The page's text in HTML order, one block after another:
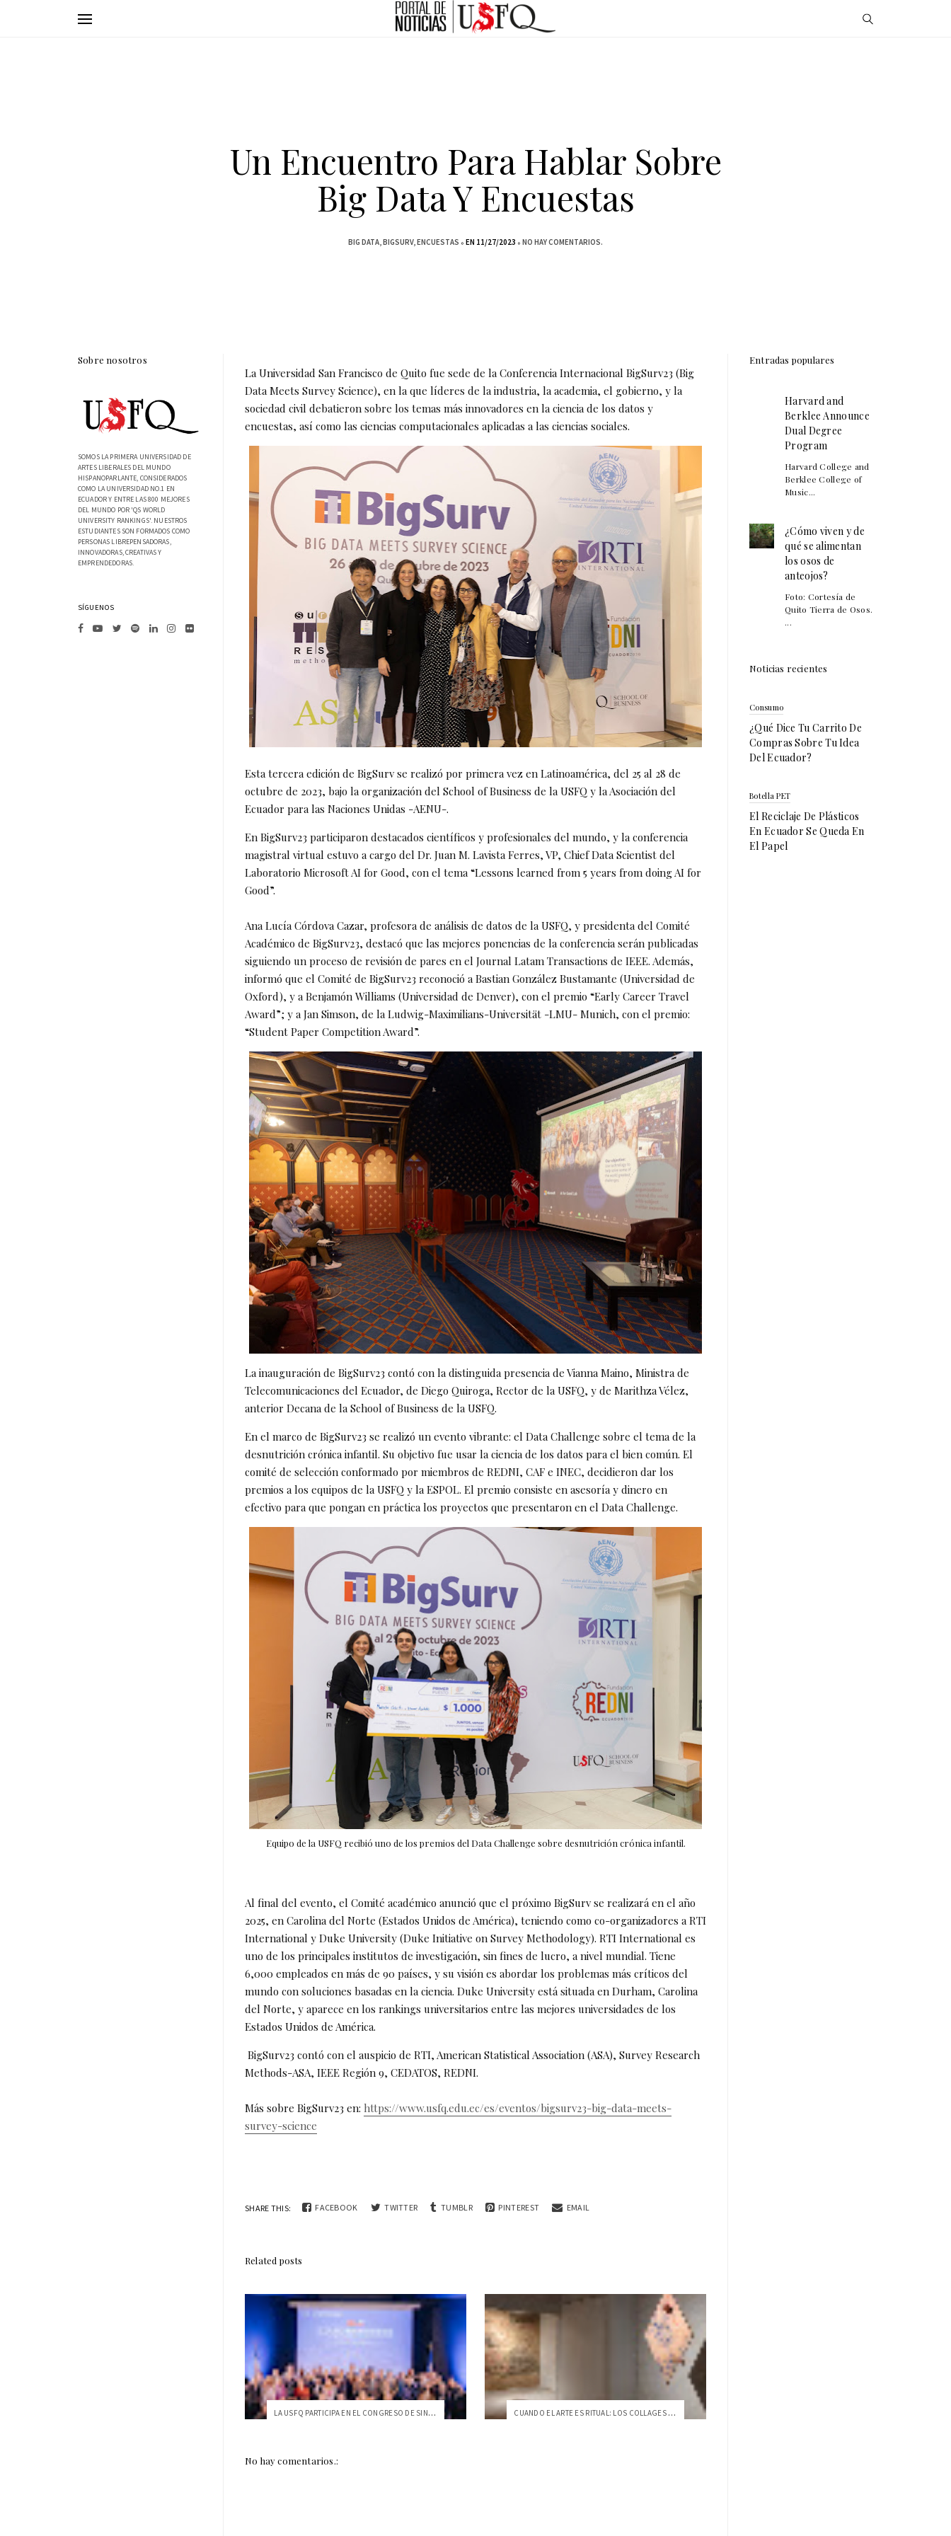
Un Encuentro Para Hablar Sobre
Big Data Y Encuestas
BIG DATA BIGSURV ENCUESTAS EN 11/27/2023 NO HAY COMENTARIOS.
La Universidad San Francisco de Quito fue sede de la Conferencia Internacional BigSurv23 (Big
Data Meets Survey Science), en la que líderes de la industria, la academia, el gobierno, y la
sociedad civil debatieron sobre los temas más innovadores en la ciencia de los datos y
encuestas, así como las ciencias computacionales aplicadas a las ciencias sociales.
Esta tercera edición de BigSurv se realizó por primera vez en Latinoamérica, del 25 al 28 de
octubre de 2023, bajo la organización del School of Business de la USFQ y la Asociación del
Ecuador para las Naciones Unidas -AENU-.
En BigSurv23 participaron destacados científicos y profesionales del mundo, y la conferencia
magistral virtual estuvo a cargo del Dr. Juan M. Lavista Ferres, VP, Chief Data Scientist del
Laboratorio Microsoft AI for Good, con el tema “Lessons learned from 5 years from doing AI for
Good”.
Ana Lucía Córdova Cazar, profesora de análisis de datos de la USFQ, y presidenta del Comité
Académico de BigSurv23, destacó que las mejores ponencias de la conferencia serán publicadas
siguiendo un proceso de revisión de pares en el Journal Latam Transactions de IEEE. Además,
informó que el Comité de BigSurv23 reconoció a Bastian González Bustamante (Universidad de
Oxford), y a Benjamón Williams (Universidad de Denver), con el premio “Early Career Travel
Award”; y a Jan Simson, de la Ludwig-Maximilians-Universität -LMU- Munich, con el premio:
“Student Paper Competition Award”.
La inauguración de BigSurv23 contó con la distinguida presencia de Vianna Maino, Ministra de
Telecomunicaciones del Ecuador, de Diego Quiroga, Rector de la USFQ, y de Marithza Vélez,
anterior Decana de la School of Business de la USFQ.
En el marco de BigSurv23 se realizó un evento vibrante: el Data Challenge sobre el tema de la
desnutrición crónica infantil. Su objetivo fue usar la ciencia de los datos para el bien común. El
comité de selección conformado por miembros de REDNI, CAF e INEC, decidieron dar los
premios a los equipos de la USFQ y la ESPOL. El premio consiste en asesoría y dinero en
efectivo para que pongan en práctica los proyectos que presentaron en el Data Challenge.
Equipo de la USFQ recibió uno de los premios del Data Challenge sobre desnutrición crónica infantil.
Al final del evento, el Comité académico anunció que el próximo BigSurv se realizará en el año
2025, en Carolina del Norte (Estados Unidos de América), teniendo como co-organizadores a RTI
International y Duke University (Duke Initiative on Survey Methodology). RTI International es
uno de los principales institutos de investigación, sin fines de lucro, a nivel mundial. Tiene
6,000 empleados en más de 90 países, y su visión es abordar los problemas más críticos del
mundo con soluciones basadas en la ciencia. Duke University está situada en Durham, Carolina
del Norte, y aparece en los rankings universitarios entre las mejores universidades de los
Estados Unidos de América.
BigSurv23 contó con el auspicio de RTI, American Statistical Association (ASA), Survey Research
Methods-ASA, IEEE Región 9, CEDATOS, REDNI.
Más sobre BigSurv23 en: https://www.usfq.edu.ec/es/eventos/bigsurv23-big-data-meets-
survey-science
SHARE THIS: FACEBOOK TWITTER TUMBLR PINTEREST EMAIL
Related posts
LA USFQ PARTICIPA EN EL CONGRESO DE SINÓ... CUANDO EL ARTE ES RITUAL: LOS COLLAGES T...
No hay comentarios.:
Sobre nosotros
SOMOS LA PRIMERA UNIVERSIDAD DE
ARTES LIBERALES DEL MUNDO
HISPANOPARLANTE, CONSIDERADOS
COMO LA UNIVERSIDAD NO.1 EN
ECUADOR Y ENTRE LAS 800 MEJORES
DEL MUNDO POR 'QS WORLD
UNIVERSITY RANKINGS'. NUESTROS
ESTUDIANTES SON FORMADOS COMO
PERSONAS LIBREPENSADORAS,
INNOVADORAS, CREATIVAS Y
EMPRENDEDORAS.
SÍGUENOS
Entradas populares
Harvard and
Berklee Announce
Dual Degree
Program
Harvard College and
Berklee College of
Music...
¿Cómo viven y de
qué se alimentan
los osos de
anteojos?
Foto: Cortesía de
Quito Tierra de Osos.
...
Noticias recientes
Consumo
¿Qué Dice Tu Carrito De
Compras Sobre Tu Idea
Del Ecuador?
Botella PET
El Reciclaje De Plásticos
En Ecuador Se Queda En
El Papel